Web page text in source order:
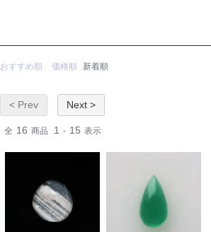
おすすめ順 価格順 新着順
< Prev Next >
全 16 商品 1 - 15 表示